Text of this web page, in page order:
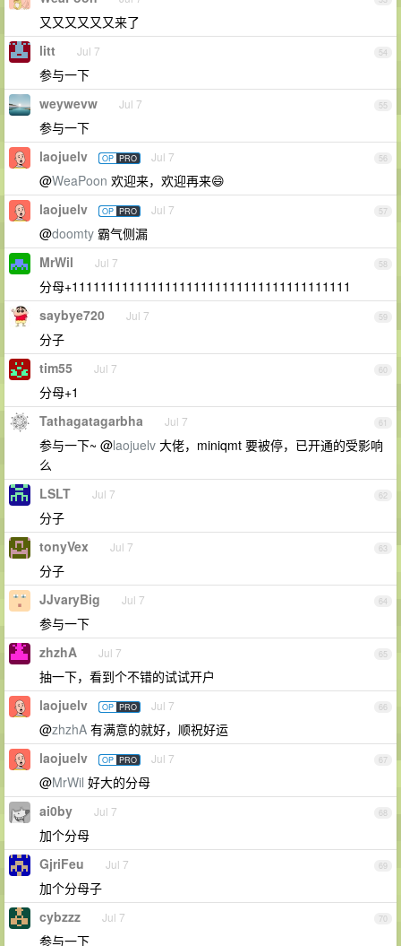
又又又又又又来了
54
litt Jul 7
参与一下
55
weywevw Jul 7
参与一下
56
laojuelv OP PRO Jul 7
@WeaPoon 欢迎来，欢迎再来😄
57
laojuelv OP PRO Jul 7
@doomty 霸气侧漏
58
MrWil Jul 7
分母+111111111111111111111111111111111111111
59
saybye720 Jul 7
分子
60
tim55 Jul 7
分母+1
61
Tathagatagarbha Jul 7
参与一下~ @laojuelv 大佬，miniqmt 要被停，已开通的受影响
么
62
LSLT Jul 7
分子
63
tonyVex Jul 7
分子
64
JJvaryBig Jul 7
参与一下
65
zhzhA Jul 7
抽一下，看到个不错的试试开户
66
laojuelv OP PRO Jul 7
@zhzhA 有满意的就好，顺祝好运
67
laojuelv OP PRO Jul 7
@MrWil 好大的分母
68
ai0by Jul 7
加个分母
69
GjriFeu Jul 7
加个分母子
70
cybzzz Jul 7
参与一下